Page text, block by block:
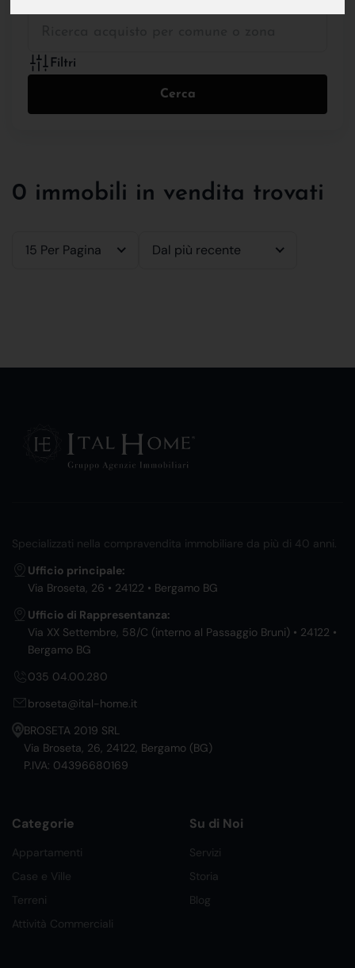
Filtri
Cerca
0 immobili in vendita trovati
15 Per Pagina Dal più recente
Specializzati nella compravendita immobiliare da più di 40 anni.
Ufficio principale:
Via Broseta, 26 • 24122 • Bergamo BG
Ufficio di Rappresentanza:
Via XX Settembre, 58/C (interno al Passaggio Bruni) • 24122 •
Bergamo BG
035 04.00.280
broseta@ital-home.it
BROSETA 2019 SRL
Via Broseta, 26, 24122, Bergamo (BG)
P.IVA: 04396680169
Categorie
Appartamenti
Case e Ville
Terreni
Attività Commerciali
Su di Noi
Servizi
Storia
Blog